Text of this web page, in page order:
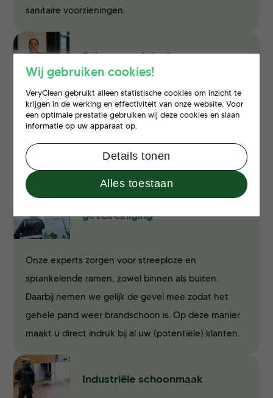
sanitaire voorzieningen.
Schoonmaak in de zorg
Schoonmaakdiensten in de zorg zijn van cruciaal
belang voor het waarborgen van een hygiënische
en veilige omgeving voor patiënten, zorgverleners
en bezoekers.
Glasbewassing en
gevelreiniging
Onze experts zorgen voor streeploze en
sprankelende ramen, zowel binnen als buiten.
Daarbij nemen we gelijk de gevel mee zodat het
gehele pand weer brandschoon is. Op deze manier
maakt u direct indruk bij al uw (potentiële) klanten.
Industriële schoonmaak
Wij gebruiken cookies!
VeryClean gebruikt alleen statistische cookies om inzicht te
krijgen in de werking en effectiviteit van onze website. Voor
een optimale prestatie gebruiken wij deze cookies en slaan
informatie op uw apparaat op.
Details tonen
Alles toestaan